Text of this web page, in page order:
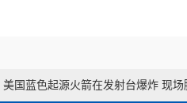
美国蓝色起源火箭在发射台爆炸 现